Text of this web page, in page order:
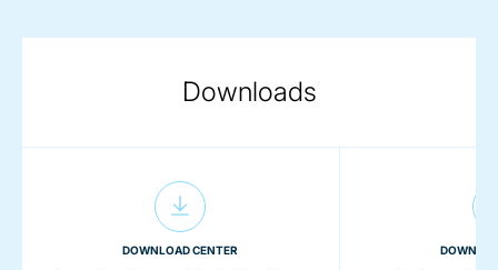
Downloads
DOWNLOAD CENTER